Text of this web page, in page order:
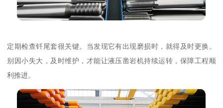
定期检查钎尾套很关键。当发现它有出现磨损时，就得及时更换。
别因小失大，及时维护，才能让液压凿岩机持续运转，保障工程顺
利推进。